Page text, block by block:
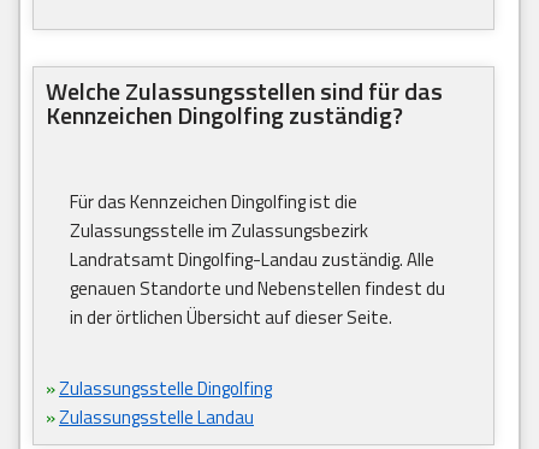
Welche Zulassungsstellen sind für das
Kennzeichen Dingolfing zuständig?
Für das Kennzeichen Dingolfing ist die
Zulassungsstelle im Zulassungsbezirk
Landratsamt Dingolfing-Landau zuständig. Alle
genauen Standorte und Nebenstellen findest du
in der örtlichen Übersicht auf dieser Seite.
»Zulassungsstelle Dingolfing
»Zulassungsstelle Landau